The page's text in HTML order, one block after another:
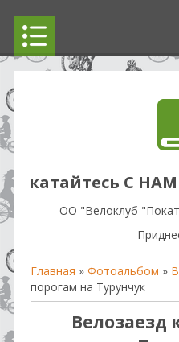
катайтесь С
OO "Велоклуб
Главная » Фотоальбом »
порогам на Турунчук
Велозаезд